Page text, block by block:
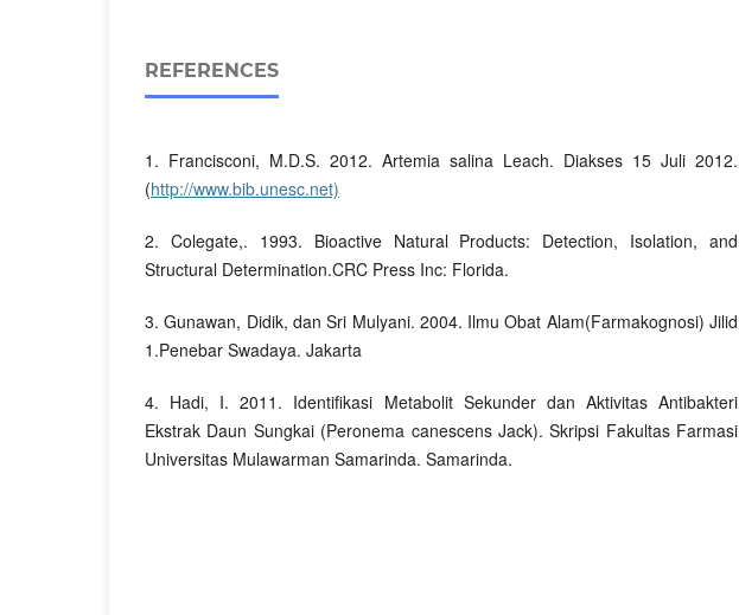
REFERENCES
1. Francisconi, M.D.S. 2012. Artemia salina Leach. Diakses 15 Juli 2012.
(http://www.bib.unesc.net)
2. Colegate,. 1993. Bioactive Natural Products: Detection, Isolation, and
Structural Determination.CRC Press Inc: Florida.
3. Gunawan, Didik, dan Sri Mulyani. 2004. Ilmu Obat Alam(Farmakognosi) Jilid
1.Penebar Swadaya. Jakarta
4. Hadi, I. 2011. Identifikasi Metabolit Sekunder dan Aktivitas Antibakteri
Ekstrak Daun Sungkai (Peronema canescens Jack). Skripsi Fakultas Farmasi
Universitas Mulawarman Samarinda. Samarinda.